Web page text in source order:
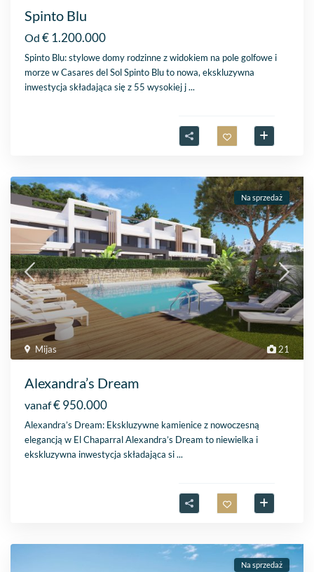
Spinto Blu
Od € 1.200.000
Spinto Blu: stylowe domy rodzinne z widokiem na pole golfowe i
morze w Casares del Sol Spinto Blu to nowa, ekskluzywna
inwestycja składająca się z 55 wysokiej j...
21
Mijas
Na sprzedaż
Alexandra’s Dream
vanaf€ 950.000
Alexandra’s Dream: Ekskluzywne kamienice z nowoczesną
elegancją w El Chaparral Alexandra’s Dream to niewielka i
ekskluzywna inwestycja składająca si...
Na sprzedaż